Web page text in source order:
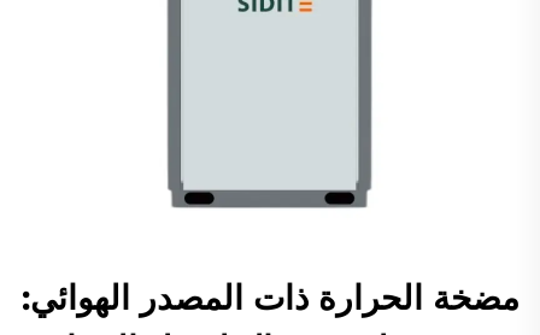
مضخة الحرارة ذات المصدر الهوائي: